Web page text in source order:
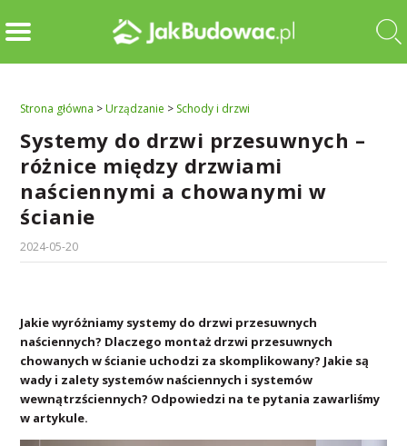
Strona główna >Urządzanie > Schody i drzwi
Systemy do drzwi przesuwnych –
różnice między drzwiami
naściennymi a chowanymi w
ścianie
2024-05-20
Jakie wyróżniamy systemy do drzwi przesuwnych
naściennych? Dlaczego montaż drzwi przesuwnych
chowanych w ścianie uchodzi za skomplikowany? Jakie są
wady i zalety systemów naściennych i systemów
wewnątrzściennych? Odpowiedzi na te pytania zawarliśmy
w artykule.